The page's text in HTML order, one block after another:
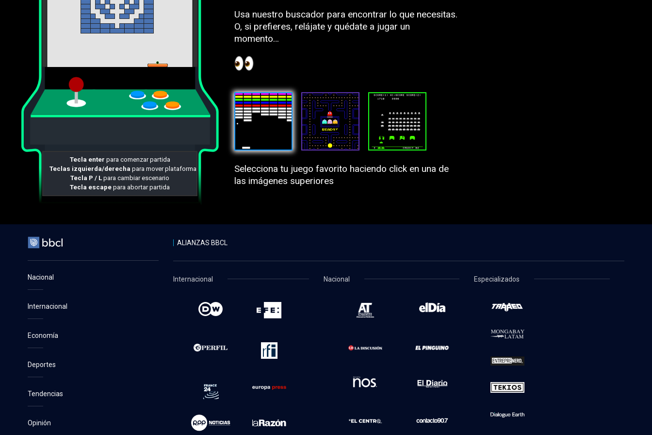
Tecla enter para comenzar partida
Teclas izquierda/derecha para mover plataforma
Tecla P / L para cambiar escenario
Tecla escape para abortar partida
Usa nuestro buscador para encontrar lo que necesitas.
O, si prefieres, relájate y quédate a jugar un
momento…
Selecciona tu juego favorito haciendo click en una de
las imágenes superiores
Nacional
Internacional
Economía
Deportes
Tendencias
Opinión
ALIANZAS BBCL
Internacional Nacional Especializados